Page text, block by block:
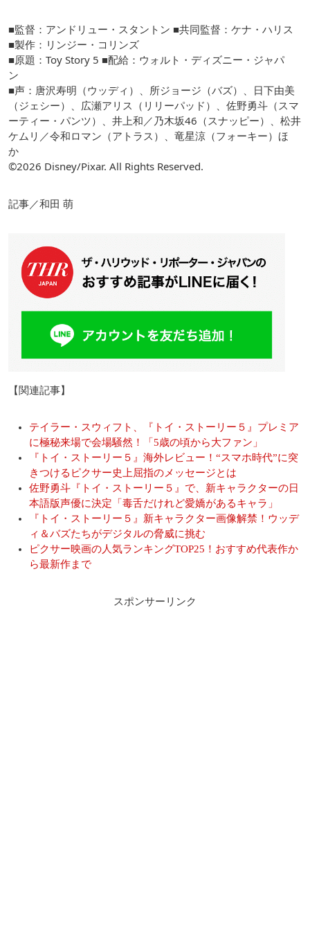
■監督：アンドリュー・スタントン ■共同監督：ケナ・ハリス
■製作：リンジー・コリンズ
■原題：Toy Story 5 ■配給：ウォルト・ディズニー・ジャパ
ン
■声：唐沢寿明（ウッディ）、所ジョージ（バズ）、日下由美
（ジェシー）、広瀬アリス（リリーパッド）、佐野勇斗（スマ
ーティー・パンツ）、井上和／乃木坂46（スナッピー）、松井
ケムリ／令和ロマン（アトラス）、竜星涼（フォーキー）ほ
か
©2026 Disney/Pixar. All Rights Reserved.
記事／和田 萌
【関連記事】
テイラー・スウィフト、『トイ・ストーリー５』プレミア
に極秘来場で会場騒然！「5歳の頃から大ファン」
『トイ・ストーリー５』海外レビュー！“スマホ時代”に突
きつけるピクサー史上屈指のメッセージとは
佐野勇斗『トイ・ストーリー５』で、新キャラクターの日
本語版声優に決定「毒舌だけれど愛嬌があるキャラ」
『トイ・ストーリー５』新キャラクター画像解禁！ウッデ
ィ＆バズたちがデジタルの脅威に挑む
ピクサー映画の人気ランキングTOP25！おすすめ代表作か
ら最新作まで
スポンサーリンク